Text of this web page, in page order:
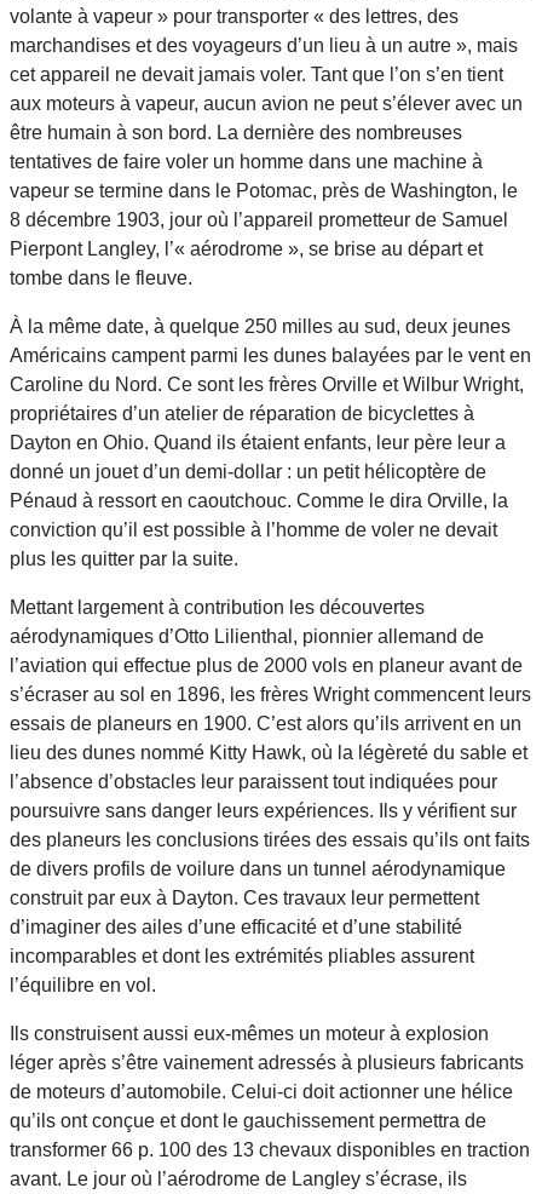
volante à vapeur » pour transporter « des lettres, des
marchandises et des voyageurs d’un lieu à un autre », mais
cet appareil ne devait jamais voler. Tant que l’on s’en tient
aux moteurs à vapeur, aucun avion ne peut s’élever avec un
être humain à son bord. La dernière des nombreuses
tentatives de faire voler un homme dans une machine à
vapeur se termine dans le Potomac, près de Washington, le
8 décembre 1903, jour où l’appareil prometteur de Samuel
Pierpont Langley, l’« aérodrome », se brise au départ et
tombe dans le fleuve.
À la même date, à quelque 250 milles au sud, deux jeunes
Américains campent parmi les dunes balayées par le vent en
Caroline du Nord. Ce sont les frères Orville et Wilbur Wright,
propriétaires d’un atelier de réparation de bicyclettes à
Dayton en Ohio. Quand ils étaient enfants, leur père leur a
donné un jouet d’un demi-dollar : un petit hélicoptère de
Pénaud à ressort en caoutchouc. Comme le dira Orville, la
conviction qu’il est possible à l’homme de voler ne devait
plus les quitter par la suite.
Mettant largement à contribution les découvertes
aérodynamiques d’Otto Lilienthal, pionnier allemand de
l’aviation qui effectue plus de 2000 vols en planeur avant de
s’écraser au sol en 1896, les frères Wright commencent leurs
essais de planeurs en 1900. C’est alors qu’ils arrivent en un
lieu des dunes nommé Kitty Hawk, où la légèreté du sable et
l’absence d’obstacles leur paraissent tout indiquées pour
poursuivre sans danger leurs expériences. Ils y vérifient sur
des planeurs les conclusions tirées des essais qu’ils ont faits
de divers profils de voilure dans un tunnel aérodynamique
construit par eux à Dayton. Ces travaux leur permettent
d’imaginer des ailes d’une efficacité et d’une stabilité
incomparables et dont les extrémités pliables assurent
l’équilibre en vol.
Ils construisent aussi eux-mêmes un moteur à explosion
léger après s’être vainement adressés à plusieurs fabricants
de moteurs d’automobile. Celui-ci doit actionner une hélice
qu’ils ont conçue et dont le gauchissement permettra de
transformer 66 p. 100 des 13 chevaux disponibles en traction
avant. Le jour où l’aérodrome de Langley s’écrase, ils